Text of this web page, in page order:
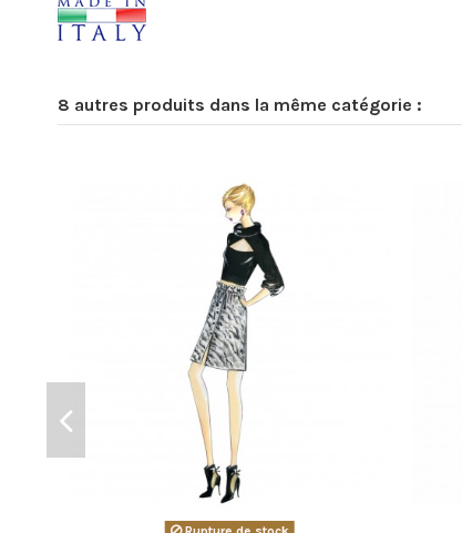
8 autres produits dans la même catégorie :